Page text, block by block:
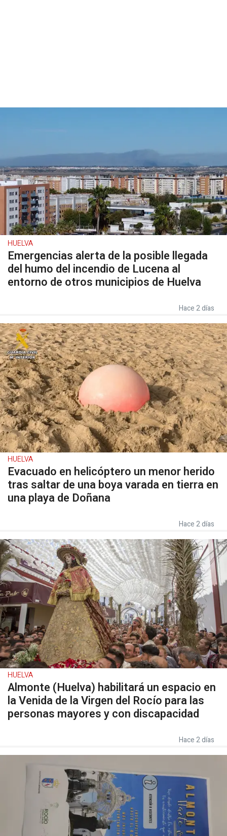
HUELVA
Emergencias alerta de la posible llegada
del humo del incendio de Lucena al
entorno de otros municipios de Huelva
Hace 2 días
HUELVA
Evacuado en helicóptero un menor herido
tras saltar de una boya varada en tierra en
una playa de Doñana
Hace 2 días
HUELVA
Almonte (Huelva) habilitará un espacio en
la Venida de la Virgen del Rocío para las
personas mayores y con discapacidad
Hace 2 días